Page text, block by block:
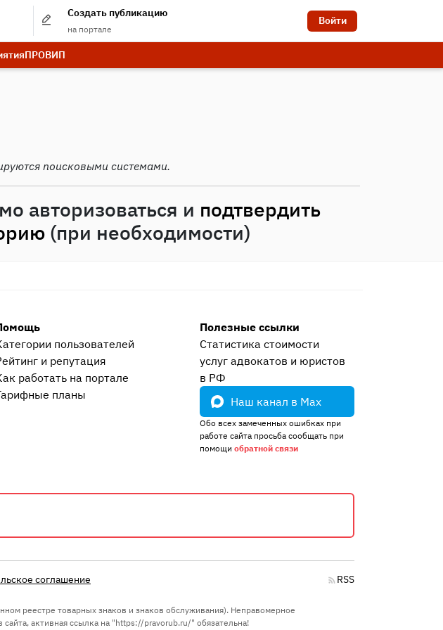
Создать публикацию
на портале
Войти
ПРОВИП
поисковыми системами.
авторизоваться и подтвердить
(при необходимости)
пользователей
и репутация
работать на портале
планы
Полезные ссылки
Статистика стоимости
услуг адвокатов и юристов
в РФ
Наш канал в Max
Обо всех замеченных ошибках при
работе сайта просьба сообщать при
помощи обратной связи
соглашение RSS
реестре товарных знаков и знаков обслуживания). Неправомерное
активная ссылка на "https://pravorub.ru/" обязательна!